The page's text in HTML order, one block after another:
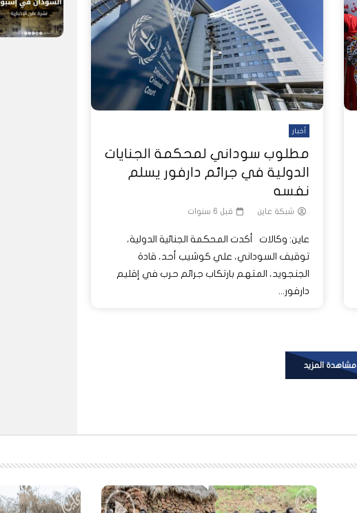
أخبار
مطلوب سوداني لمحكمة الجنايات
الدولية في جرائم دارفور يسلم
نفسه
شبكة عاين قبل 6 سنوات
عاين: وكالات أكدت المحكمة الجنائية الدولية،
توقيف السوداني، علي كوشيب أحد، قادة
الجنجويد، المتهم بارتكاب جرائم حرب في إقليم
دارفور...
مشاهدة المزيد